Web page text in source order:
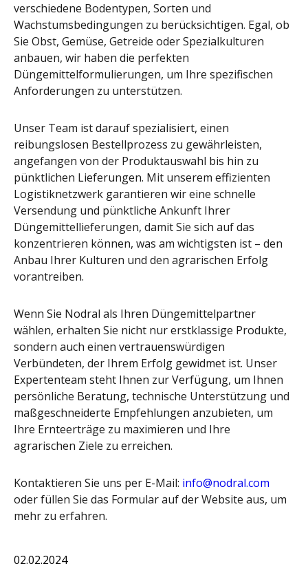
verschiedene Bodentypen, Sorten und
Wachstumsbedingungen zu berücksichtigen. Egal, ob
Sie Obst, Gemüse, Getreide oder Spezialkulturen
anbauen, wir haben die perfekten
Düngemittelformulierungen, um Ihre spezifischen
Anforderungen zu unterstützen.
Unser Team ist darauf spezialisiert, einen
reibungslosen Bestellprozess zu gewährleisten,
angefangen von der Produktauswahl bis hin zu
pünktlichen Lieferungen. Mit unserem effizienten
Logistiknetzwerk garantieren wir eine schnelle
Versendung und pünktliche Ankunft Ihrer
Düngemittellieferungen, damit Sie sich auf das
konzentrieren können, was am wichtigsten ist – den
Anbau Ihrer Kulturen und den agrarischen Erfolg
vorantreiben.
Wenn Sie Nodral als Ihren Düngemittelpartner
wählen, erhalten Sie nicht nur erstklassige Produkte,
sondern auch einen vertrauenswürdigen
Verbündeten, der Ihrem Erfolg gewidmet ist. Unser
Expertenteam steht Ihnen zur Verfügung, um Ihnen
persönliche Beratung, technische Unterstützung und
maßgeschneiderte Empfehlungen anzubieten, um
Ihre Ernteerträge zu maximieren und Ihre
agrarischen Ziele zu erreichen.
Kontaktieren Sie uns per E-Mail: info@nodral.com
oder füllen Sie das Formular auf der Website aus, um
mehr zu erfahren.
02.02.2024